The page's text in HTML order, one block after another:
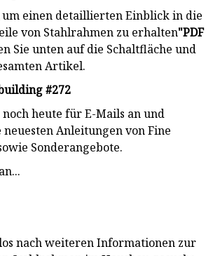
um einen detaillierten Einblick in die
von Stahlrahmen zu erhalten"PDF
Sie unten auf die Schaltfläche und
Artikel.
#272
noch heute für E-Mails an und
Anleitungen von Fine
Sonderangebote.
nach weiteren Informationen zur